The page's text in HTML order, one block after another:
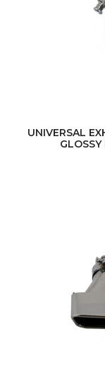
UNIVERSAL